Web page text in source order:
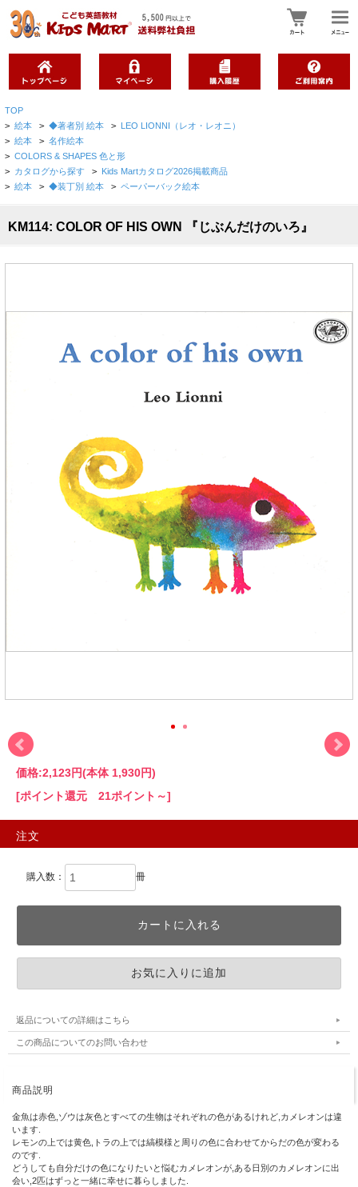
TOP
> 絵本 > ◆著者別 絵本 > LEO LIONNI（レオ・レオニ）
> 絵本 > 名作絵本
> COLORS & SHAPES 色と形
> カタログから探す > Kids Martカタログ2026掲載商品
> 絵本 > ◆装丁別 絵本 > ペーパーバック絵本
KM114: COLOR OF HIS OWN 『じぶんだけのいろ』
価格:2,123円(本体 1,930円)
[ポイント還元 21ポイント～]
注文
購入数： 冊
返品についての詳細はこちら
この商品についてのお問い合わせ
商品説明
金魚は赤色,ゾウは灰色とすべての生物はそれぞれの色があるけれど,カメレオンは違
います.
レモンの上では黄色,トラの上では縞模様と周りの色に合わせてからだの色が変わる
のです.
どうしても自分だけの色になりたいと悩むカメレオンが,ある日別のカメレオンに出
会い,2匹はずっと一緒に幸せに暮らしました.